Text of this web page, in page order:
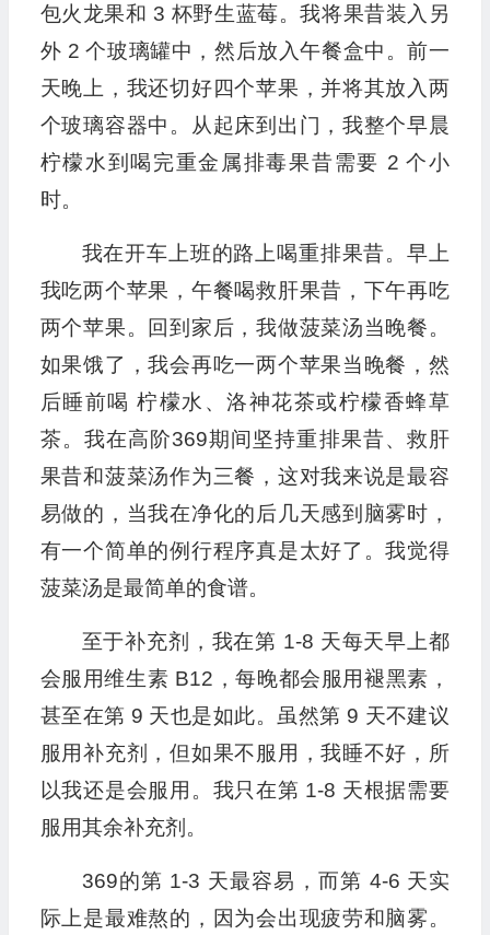
包火龙果和 3 杯野生蓝莓。我将果昔装入另
外 2 个玻璃罐中，然后放入午餐盒中。前一
天晚上，我还切好四个苹果，并将其放入两
个玻璃容器中。从起床到出门，我整个早晨
柠檬水到喝完重金属排毒果昔需要 2 个小
时。
我在开车上班的路上喝重排果昔。早上
我吃两个苹果，午餐喝救肝果昔，下午再吃
两个苹果。回到家后，我做菠菜汤当晚餐。
如果饿了，我会再吃一两个苹果当晚餐，然
后睡前喝 柠檬水、洛神花茶或柠檬香蜂草
茶。我在高阶369期间坚持重排果昔、救肝
果昔和菠菜汤作为三餐，这对我来说是最容
易做的，当我在净化的后几天感到脑雾时，
有一个简单的例行程序真是太好了。我觉得
菠菜汤是最简单的食谱。
至于补充剂，我在第 1-8 天每天早上都
会服用维生素 B12，每晚都会服用褪黑素，
甚至在第 9 天也是如此。虽然第 9 天不建议
服用补充剂，但如果不服用，我睡不好，所
以我还是会服用。我只在第 1-8 天根据需要
服用其余补充剂。
369的第 1-3 天最容易，而第 4-6 天实
际上是最难熬的，因为会出现疲劳和脑雾。